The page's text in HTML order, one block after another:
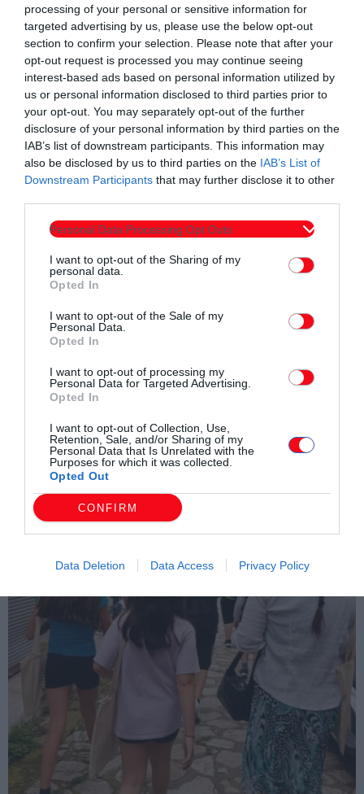
processing of your personal or sensitive information for
targeted advertising by us, please use the below opt-out
section to confirm your selection. Please note that after your
opt-out request is processed you may continue seeing
interest-based ads based on personal information utilized by
us or personal information disclosed to third parties prior to
your opt-out. You may separately opt-out of the further
disclosure of your personal information by third parties on the
IAB’s list of downstream participants. This information may
also be disclosed by us to third parties on the IAB’s List of
Downstream Participants that may further disclose it to other
Personal Data Processing Opt Outs
I want to opt-out of the Sharing of my
personal data.
Opted In
I want to opt-out of the Sale of my
Personal Data.
Opted In
I want to opt-out of processing my
Personal Data for Targeted Advertising.
Opted In
I want to opt-out of Collection, Use,
Retention, Sale, and/or Sharing of my
Personal Data that Is Unrelated with the
Purposes for which it was collected.
Opted Out
CONFIRM
Data Deletion Data Access Privacy Policy